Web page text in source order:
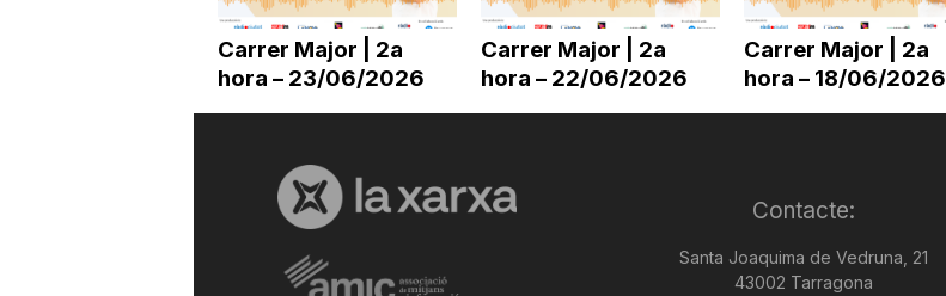
a
o
Carrer Major | 2a
hora – 23/06/2026
Carrer Major | 2a
hora – 22/06/2026
Carrer Major | 2a
hora – 18/06/2026
Contacte:
Santa Joaquima de Vedruna, 21
43002 Tarragona